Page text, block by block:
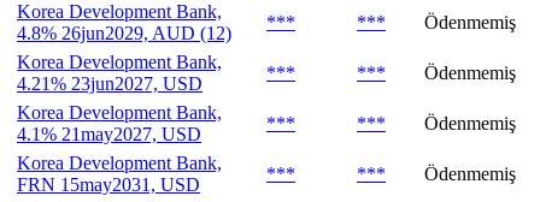
Korea Development Bank,
4.8% 26jun2029, AUD (12)
*** ***
Ödenmemiş
Korea Development Bank,
4.21% 23jun2027, USD
*** ***
Ödenmemiş
Korea Development Bank,
4.1% 21may2027, USD
*** ***
Ödenmemiş
Korea Development Bank,
FRN 15may2031, USD
*** ***
Ödenmemiş